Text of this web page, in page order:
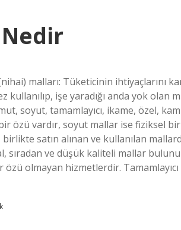
malları: Tüketicinin ihtiyaçlarını
kullanılıp, işe yaradığı anda yok
soyut, tamamlayıcı, ikame, özel,
özü vardır, soyut mallar ise fiziksel
satın alınan ve kullanılan
sıradan ve düşük kaliteli mallar
olmayan hizmetlerdir.